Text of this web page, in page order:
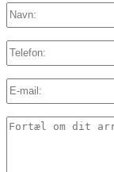
Navn:
Telefon:
E-
mail:*
Detaljer